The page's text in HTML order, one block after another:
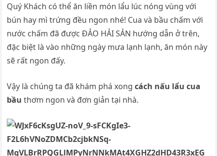
Quý Khách có thể ăn liền món lẩu lúc nóng vùng với
bún hay mì trứng đều ngon nhé! Cua và bầu chấm với
nước chấm đã được ĐẢO HẢI SẢN hướng dẫn ở trên,
đặc biệt là vào những ngày mưa lạnh lạnh, ăn món này
sẽ rất ngon đấy.
Vậy là chúng ta đã khám phá xongcách nấu lẩu cua
bầu thơm ngon và đơn giản tại nhà.